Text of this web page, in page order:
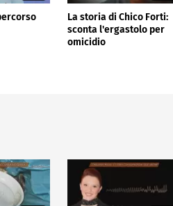
La storia di Chico Forti:
sconta l'ergastolo per
omicidio